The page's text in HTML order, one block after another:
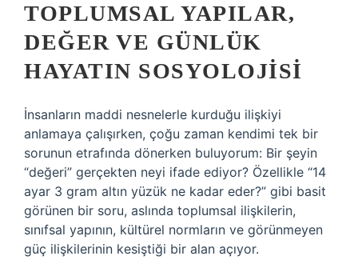
TOPLUMSAL YAPILAR,
DEĞER VE GÜNLÜK
HAYATIN SOSYOLOJISI
İnsanların maddi nesnelerle kurduğu ilişkiyi
anlamaya çalışırken, çoğu zaman kendimi tek bir
sorunun etrafında dönerken buluyorum: Bir şeyin
“değeri” gerçekten neyi ifade ediyor? Özellikle “14
ayar 3 gram altın yüzük ne kadar eder?” gibi basit
görünen bir soru, aslında toplumsal ilişkilerin,
sınıfsal yapının, kültürel normların ve görünmeyen
güç ilişkilerinin kesiştiği bir alan açıyor.